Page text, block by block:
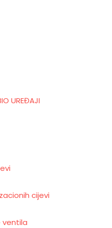
UREĐAJI
cijevi
ventila